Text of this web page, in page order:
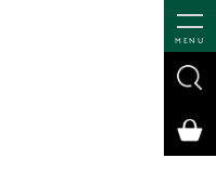
MENU